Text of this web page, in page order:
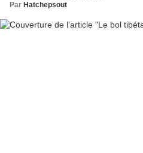
Par Hatchepsout